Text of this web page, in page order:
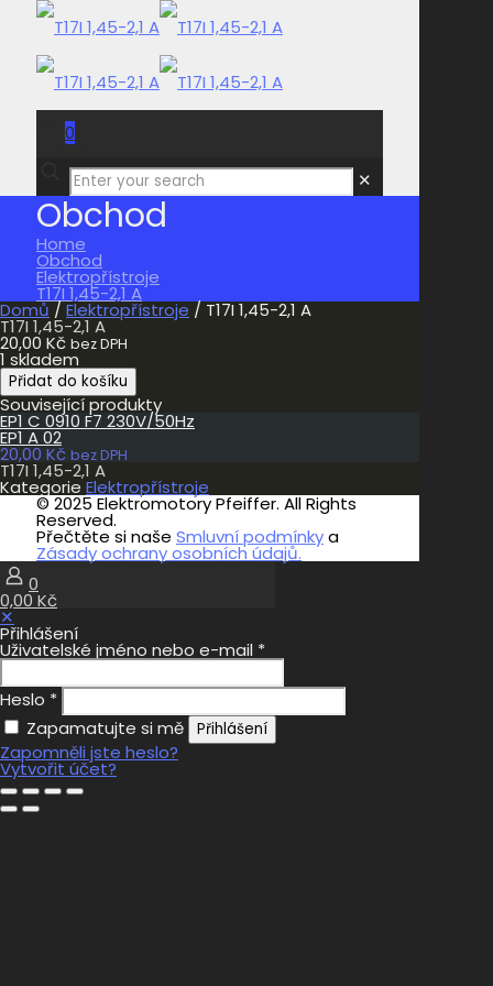
0
0,00 Kč
✕
Obchod
Home
Obchod
Elektropřístroje
T17I 1,45-2,1 A
Domů / Elektropřístroje / T17I 1,45-2,1 A
T17I 1,45-2,1 A
20,00 Kč bez DPH
1 skladem
T17I
1,45-
2,1
A
množství
Přidat do košíku
Související produkty
EP1 C 0910 F7 230V/50Hz
EP1 A 02
20,00 Kč bez DPH
T17I 1,45-2,1 A
Kategorie Elektropřístroje
© 2025 Elektromotory Pfeiffer. All Rights
Reserved.
Přečtěte si naše Smluvní podmínkya
Zásady ochrany osobních údajů.
0
0,00 Kč
✕
Přihlášení
Uživatelské jméno nebo e-mail *
Heslo *
Zapamatujte si mě
Přihlášení
Zapomněli jste heslo?
Vytvořit účet?